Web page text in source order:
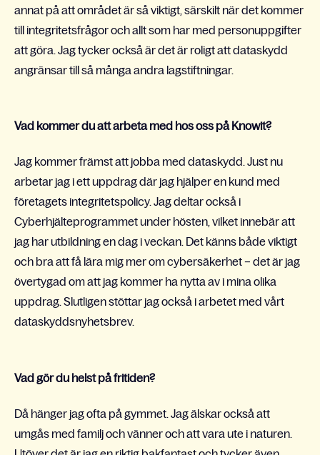
annat på att området är så viktigt, särskilt när det kommer
till integritetsfrågor och allt som har med personuppgifter
att göra. Jag tycker också är det är roligt att dataskydd
angränsar till så många andra lagstiftningar.
Vad kommer du att arbeta med hos oss på Knowit?
Jag kommer främst att jobba med dataskydd. Just nu
arbetar jag i ett uppdrag där jag hjälper en kund med
företagets integritetspolicy. Jag deltar också i
Cyberhjälteprogrammet under hösten, vilket innebär att
jag har utbildning en dag i veckan. Det känns både viktigt
och bra att få lära mig mer om cybersäkerhet – det är jag
övertygad om att jag kommer ha nytta av i mina olika
uppdrag. Slutligen stöttar jag också i arbetet med vårt
dataskyddsnyhetsbrev.
Vad gör du helst på fritiden?
Då hänger jag ofta på gymmet. Jag älskar också att
umgås med familj och vänner och att vara ute i naturen.